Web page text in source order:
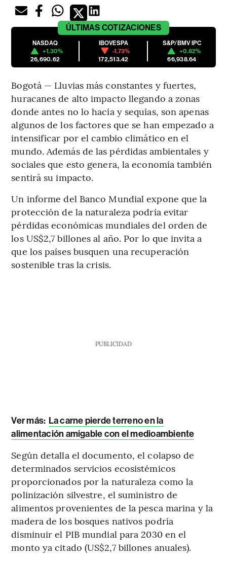
ÚLTIMAS COTIZACIONES
NASDAQ
+1.30%
26,690.62
IBOVESPA
-1.73%
172,513.42
S&P/BMV IPC
+0.82%
66,938.64
Bogotá — Lluvias más constantes y fuertes,
huracanes de alto impacto llegando a zonas
donde antes no lo hacía y sequías, son apenas
algunos de los factores que se han empezado a
intensificar por el cambio climático en el
mundo. Además de las pérdidas ambientales y
sociales que esto genera, la economía también
sentirá su impacto.
Un informe del Banco Mundial expone que la
protección de la naturaleza podría evitar
pérdidas económicas mundiales del orden de
los US$2,7 billones al año. Por lo que invita a
que los países busquen una recuperación
sostenible tras la crisis.
PUBLICIDAD
Ver más: La carne pierde terreno en la
alimentación amigable con el medioambiente
Según detalla el documento, el colapso de
determinados servicios ecosistémicos
proporcionados por la naturaleza como la
polinización silvestre, el suministro de
alimentos provenientes de la pesca marina y la
madera de los bosques nativos podría
disminuir el PIB mundial para 2030 en el
monto ya citado (US$2,7 billones anuales).